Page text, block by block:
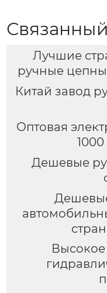
Связанный
Лучшие
ручные
Китай завод
Оптовая
Дешевые
Высокое